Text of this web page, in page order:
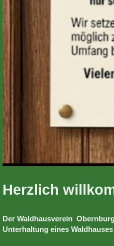
Herzlich
Der Waldhausverein
Unterhaltung eines